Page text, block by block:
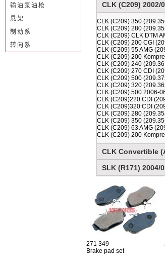
CLK (C209) 2002/
CLK (C209) 350
CLK (C209) 280
CLK (C209) CLK DTM
CLK (C209) 200 CGI
CLK (C209) 55 AMG
CLK (C209) 200
CLK (C209) 240
CLK (C209) 270 CDI
CLK (C209) 500
CLK (C209) 320
CLK (C209) 500 2006-
CLK (C209)220 CDI
CLK (C209)320 CDI
CLK (C209) 280
CLK (C209) 350
CLK (C209) 63 AMG
CLK (C209) 200
CLK Convertible
SLK (R171) 2004/
271 349
Brake pad set
输油泵油枪
悬架
制动系
转向系